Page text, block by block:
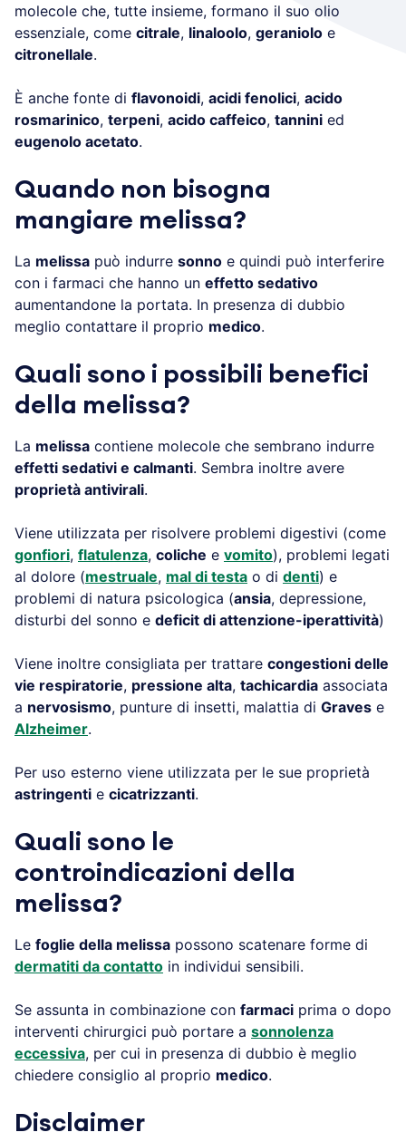
molecole che, tutte insieme, formano il suo olio
essenziale, come citrale, linaloolo, geraniolo e
citronellale.
È anche fonte di flavonoidi, acidi fenolici, acido
rosmarinico, terpeni, acido caffeico, tannini ed
eugenolo acetato.
Quando non bisogna
mangiare melissa?
La melissa può indurre sonno e quindi può interferire
con i farmaci che hanno un effetto sedativo
aumentandone la portata. In presenza di dubbio
meglio contattare il proprio medico.
Quali sono i possibili benefici
della melissa?
La melissa contiene molecole che sembrano indurre
effetti sedativi e calmanti. Sembra inoltre avere
proprietà antivirali.
Viene utilizzata per risolvere problemi digestivi (come
gonfiori, flatulenza, coliche e vomito), problemi legati
al dolore (mestruale, mal di testa o di denti) e
problemi di natura psicologica (ansia, depressione,
disturbi del sonno e deficit di attenzione-iperattività)
Viene inoltre consigliata per trattare congestioni delle
vie respiratorie, pressione alta, tachicardia associata
a nervosismo, punture di insetti, malattia di Graves e
Alzheimer.
Per uso esterno viene utilizzata per le sue proprietà
astringenti e cicatrizzanti.
Quali sono le
controindicazioni della
melissa?
Le foglie della melissa possono scatenare forme di
dermatiti da contatto in individui sensibili.
Se assunta in combinazione con farmaci prima o dopo
interventi chirurgici può portare a sonnolenza
eccessiva, per cui in presenza di dubbio è meglio
chiedere consiglio al proprio medico.
Disclaimer